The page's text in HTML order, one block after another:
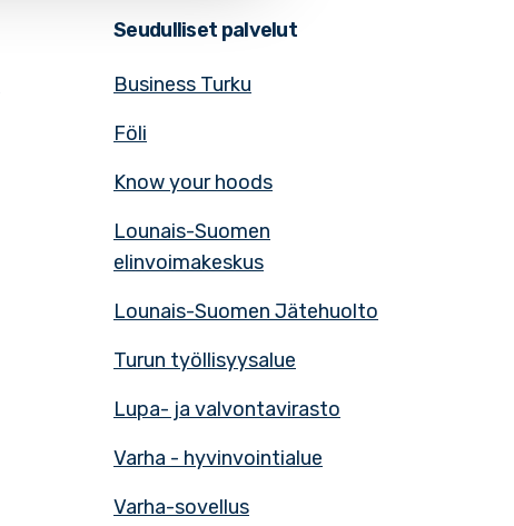
Seudulliset palvelut
Business Turku
Föli
Know your hoods
Lounais-Suomen
elinvoimakeskus
Lounais-Suomen Jätehuolto
Turun työllisyysalue
Lupa- ja valvontavirasto
Varha - hyvinvointialue
Varha-sovellus